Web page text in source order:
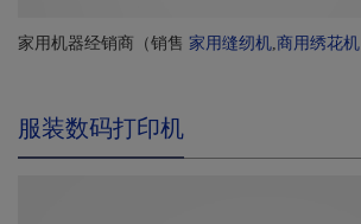
家用机器经销商（销售 家用缝纫机,商用绣花机
服装数码打印机